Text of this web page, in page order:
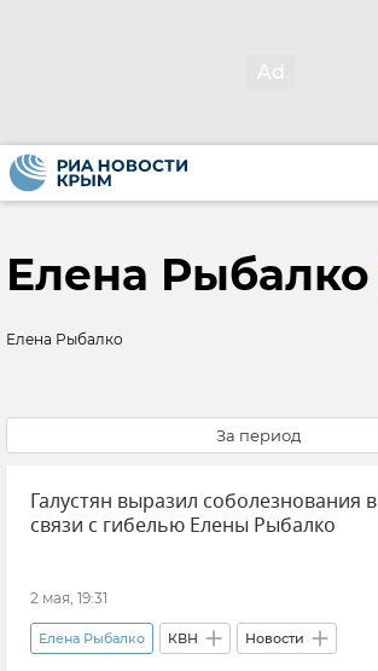
Елена Рыбалко
Елена Рыбалко
За период
Галустян выразил соболезнования в
связи с гибелью Елены Рыбалко
2 мая, 19:31
Елена Рыбалко КВН Новости